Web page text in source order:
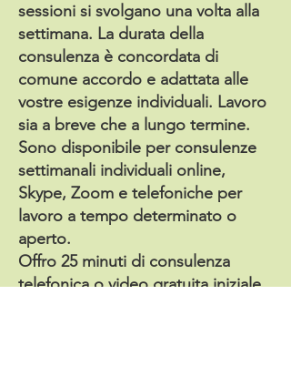
sessioni si svolgano una volta alla
settimana. La durata della
consulenza è concordata di
comune accordo e adattata alle
vostre esigenze individuali. Lavoro
sia a breve che a lungo termine.
Sono disponibile per consulenze
settimanali individuali online,
Skype, Zoom e telefoniche per
lavoro a tempo determinato o
aperto.
Offro 25 minuti di consulenza
telefonica o video gratuita iniziale.